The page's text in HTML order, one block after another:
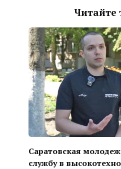
Читайте
Саратовская
службу в